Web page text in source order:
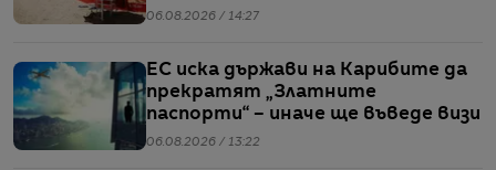
пестят електричество
06.08.2026 / 14:27
ЕС иска държави на Карибите да
прекратят „Златните
паспорти“ – иначе ще въведе визи
06.08.2026 / 13:22